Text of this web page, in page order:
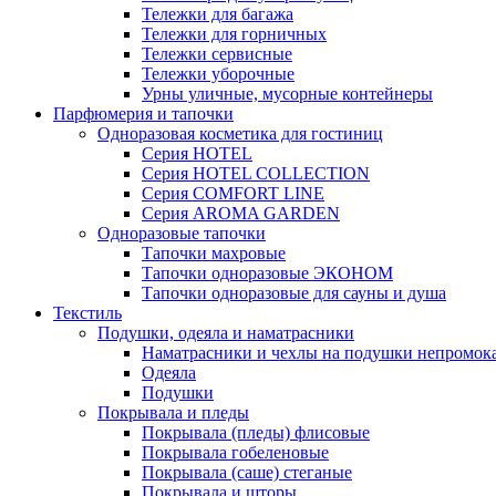
Тележки для багажа
Тележки для горничных
Тележки сервисные
Тележки уборочные
Урны уличные, мусорные контейнеры
Парфюмерия и тапочки
Одноразовая косметика для гостиниц
Серия HOTEL
Серия HOTEL COLLECTION
Серия СOMFORT LINE
Серия AROMA GARDEN
Одноразовые тапочки
Тапочки махровые
Тапочки одноразовые ЭКОНОМ
Тапочки одноразовые для сауны и душа
Текстиль
Подушки, одеяла и наматрасники
Наматрасники и чехлы на подушки
Одеяла
Подушки
Покрывала и пледы
Покрывала (пледы) флисовые
Покрывала гобеленовые
Покрывала (саше) стеганые
Покрывала и шторы